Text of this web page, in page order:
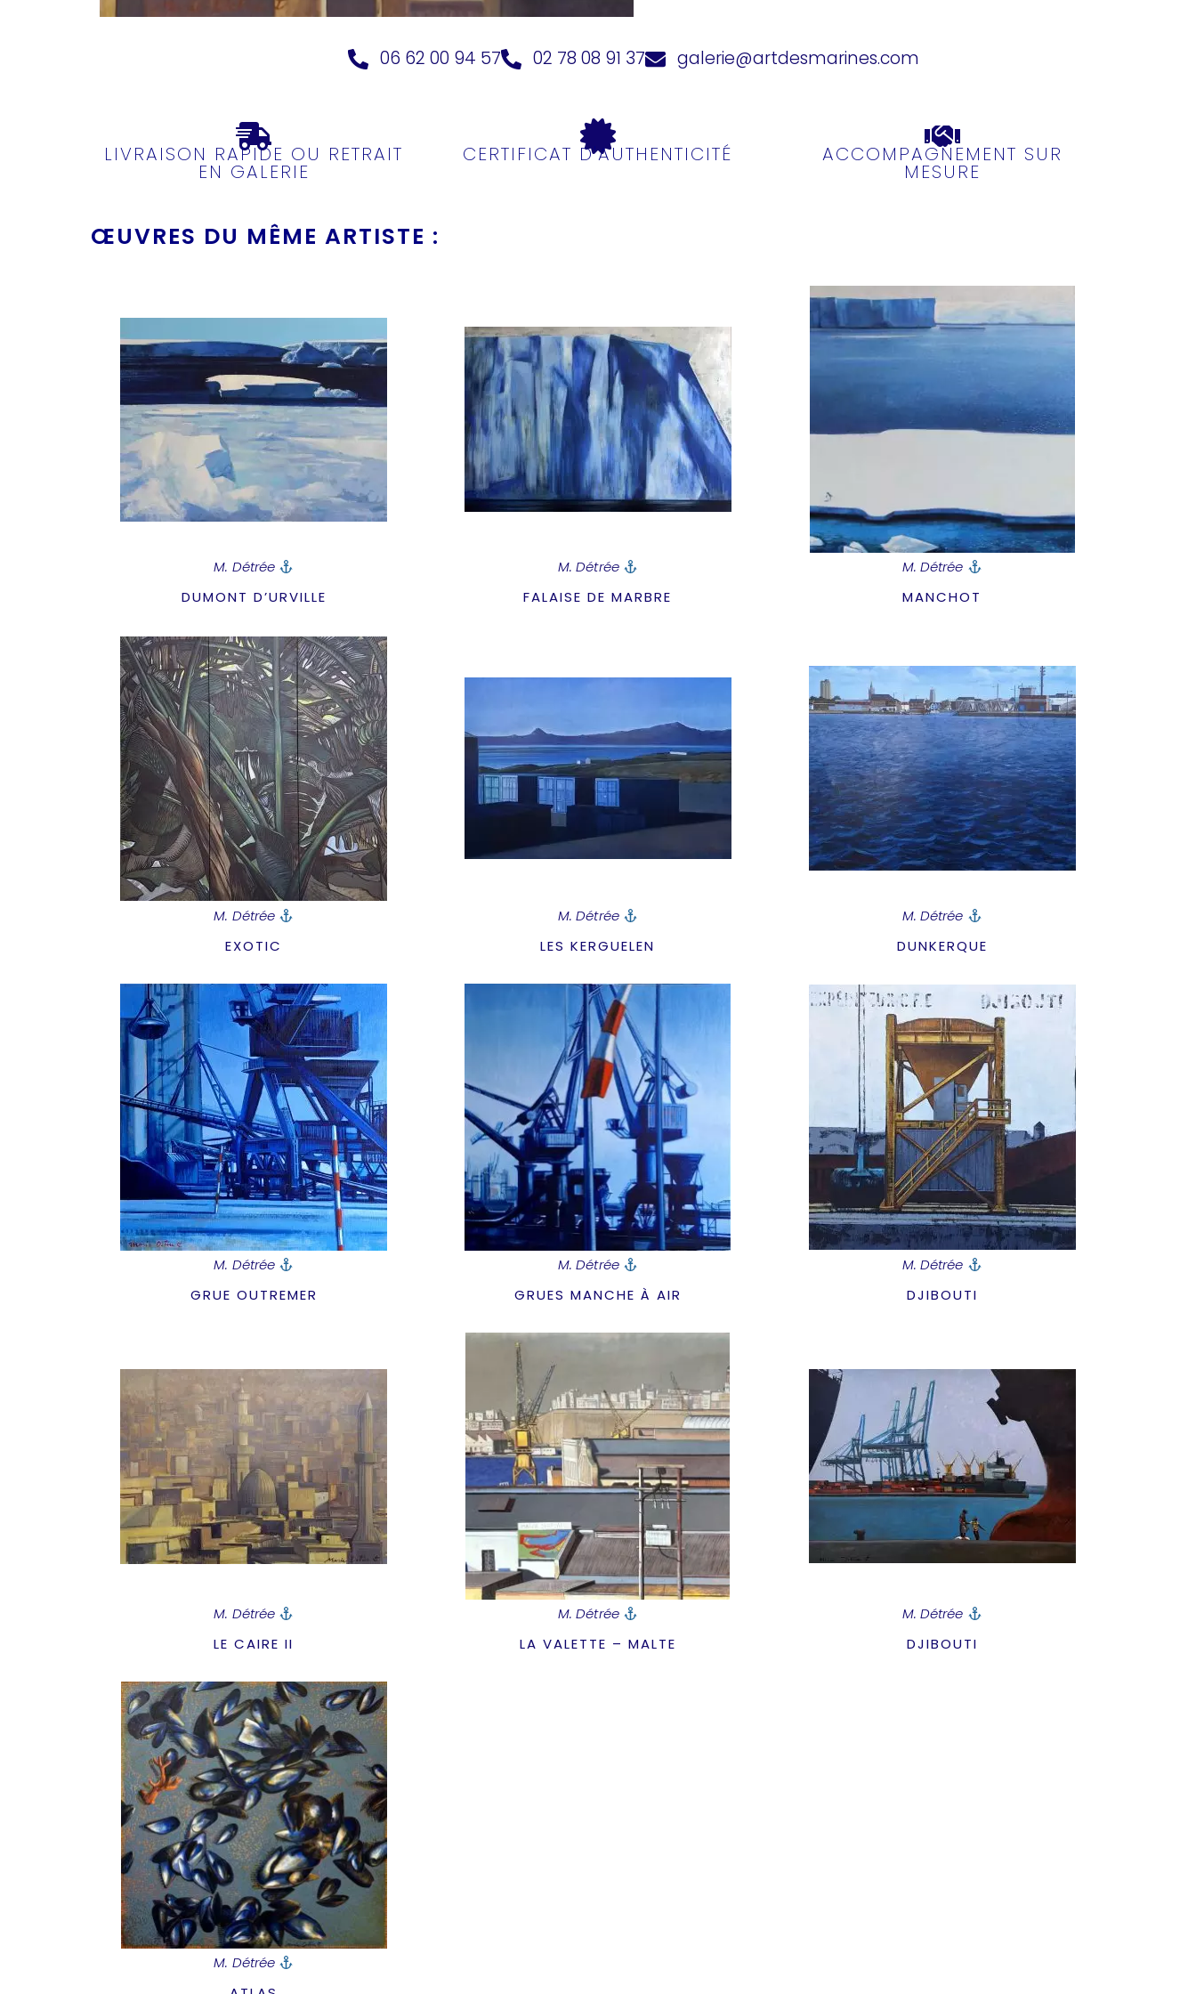
06 62 00 94 57 02 78 08 91 37 galerie@artdesmarines.com
LIVRAISON RAPIDE OU RETRAIT
EN GALERIE
CERTIFICAT D'AUTHENTICITÉ ACCOMPAGNEMENT SUR
MESURE
ŒUVRES DU MÊME ARTISTE :
M. Détrée
DUMONT D’URVILLE
M. Détrée
FALAISE DE MARBRE
M. Détrée
MANCHOT
M. Détrée
EXOTIC
M. Détrée
LES KERGUELEN
M. Détrée
DUNKERQUE
M. Détrée
GRUE OUTREMER
M. Détrée
GRUES MANCHE À AIR
M. Détrée
DJIBOUTI
M. Détrée
LE CAIRE II
M. Détrée
LA VALETTE – MALTE
M. Détrée
DJIBOUTI
M. Détrée